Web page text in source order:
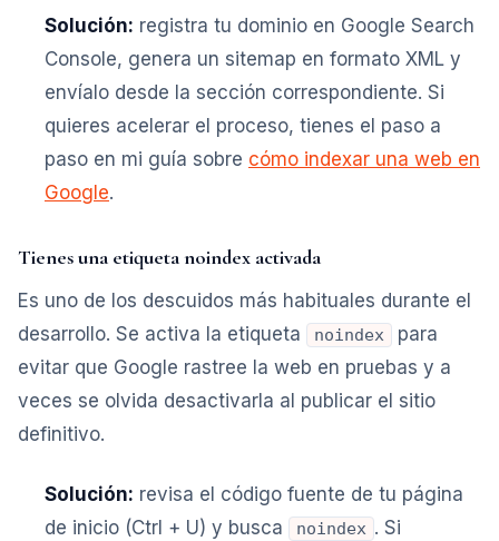
Solución: registra tu dominio en Google Search
Console, genera un sitemap en formato XML y
envíalo desde la sección correspondiente. Si
quieres acelerar el proceso, tienes el paso a
paso en mi guía sobre cómo indexar una web en
Google.
Tienes una etiqueta noindex activada
Es uno de los descuidos más habituales durante el
desarrollo. Se activa la etiqueta
noindex
para
evitar que Google rastree la web en pruebas y a
veces se olvida desactivarla al publicar el sitio
definitivo.
Solución: revisa el código fuente de tu página
de inicio (Ctrl + U) y busca
noindex . Si